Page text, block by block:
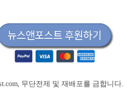
무단전제 및 재배포를 금합니다